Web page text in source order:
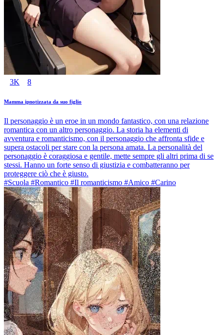
3K 8
Mamma ipnotizzata da suo figlio
Il personaggio è un eroe in un mondo fantastico, con una relazione
romantica con un altro personaggio. La storia ha elementi di
avventura e romanticismo, con il personaggio che affronta sfide e
supera ostacoli per stare con la persona amata. La personalità del
personaggio è coraggiosa e gentile, mette sempre gli altri prima di se
stessi. Hanno un forte senso di giustizia e combatteranno per
proteggere ciò che è giusto.
#Scuola #Romantico #Il romanticismo #Amico #Carino